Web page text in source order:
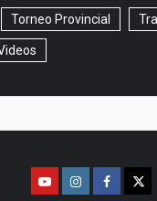
Torneo Provincial